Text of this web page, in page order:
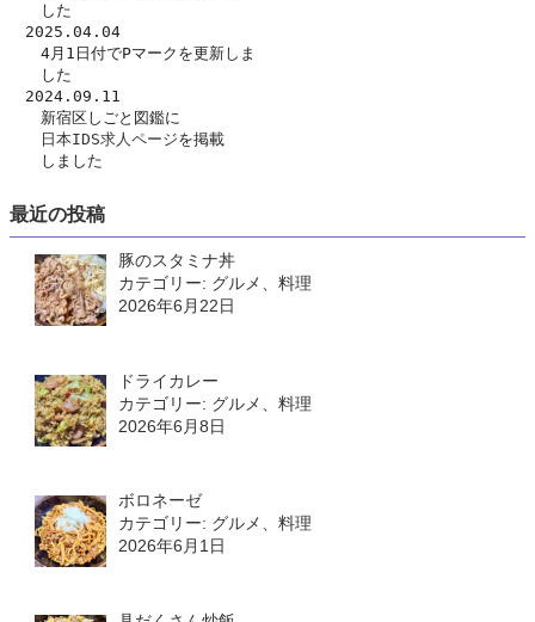
した
2025.04.04
4月1日付でPマークを更新しま
した
2024.09.11
新宿区しごと図鑑に
日本IDS求人ページを掲載
しました
最近の投稿
豚のスタミナ丼
カテゴリー: グルメ、料理
2026年6月22日
ドライカレー
カテゴリー: グルメ、料理
2026年6月8日
ボロネーゼ
カテゴリー: グルメ、料理
2026年6月1日